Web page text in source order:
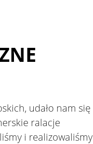
udało nam się
ralacje
i realizowaliśmy